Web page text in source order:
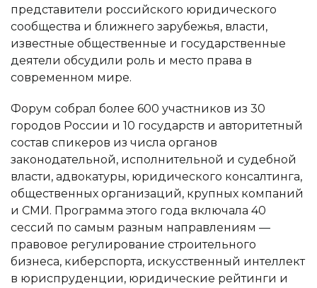
представители российского юридического
сообщества и ближнего зарубежья, власти,
известные общественные и государственные
деятели обсудили роль и место права в
современном мире.
Форум собрал более 600 участников из 30
городов России и 10 государств и авторитетный
состав спикеров из числа органов
законодательной, исполнительной и судебной
власти, адвокатуры, юридического консалтинга,
общественных организаций, крупных компаний
и СМИ. Программа этого года включала 40
сессий по самым разным направлениям —
правовое регулирование строительного
бизнеса, киберспорта, искусственный интеллект
в юриспруденции, юридические рейтинги и